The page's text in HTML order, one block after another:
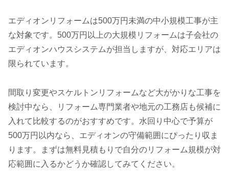
エディオンリフォームは500万円未満の中小規模工事が主
な対象です。500万円以上の大規模リフォームは子会社の
エディオンハウスシステムが担当しますが、対応エリアは
限られています。
間取り変更やスケルトンリフォームなど大がかりな工事を
検討中なら、リフォーム専門業者や地元の工務店も候補に
入れて比較するのがおすすめです。水回り中心で予算が
500万円以内なら、エディオンの守備範囲にぴったり収ま
ります。まずは無料見積もりで自分のリフォーム規模が対
応範囲に入るかどうか確認してみてください。